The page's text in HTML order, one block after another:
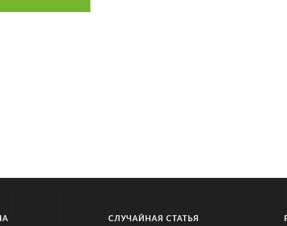
СЛУЧАЙНАЯ СТАТЬЯ